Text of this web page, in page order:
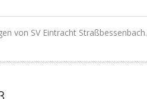
von SV Eintracht Straßbessenbach.